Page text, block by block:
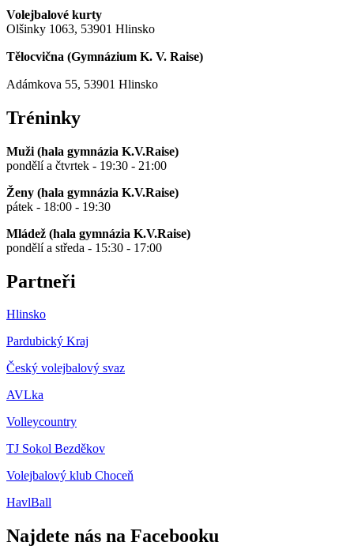
Volejbalové kurty
Olšinky 1063, 53901 Hlinsko
Tělocvična (Gymnázium K. V. Raise)
Adámkova 55, 53901 Hlinsko
Tréninky
Muži (hala gymnázia K.V.Raise)
pondělí a čtvrtek - 19:30 - 21:00
Ženy (hala gymnázia K.V.Raise)
pátek - 18:00 - 19:30
Mládež (hala gymnázia K.V.Raise)
pondělí a středa - 15:30 - 17:00
Partneři
Hlinsko
Pardubický Kraj
Český volejbalový svaz
AVLka
Volleycountry
TJ Sokol Bezděkov
Volejbalový klub Choceň
HavlBall
Najdete nás na Facebooku